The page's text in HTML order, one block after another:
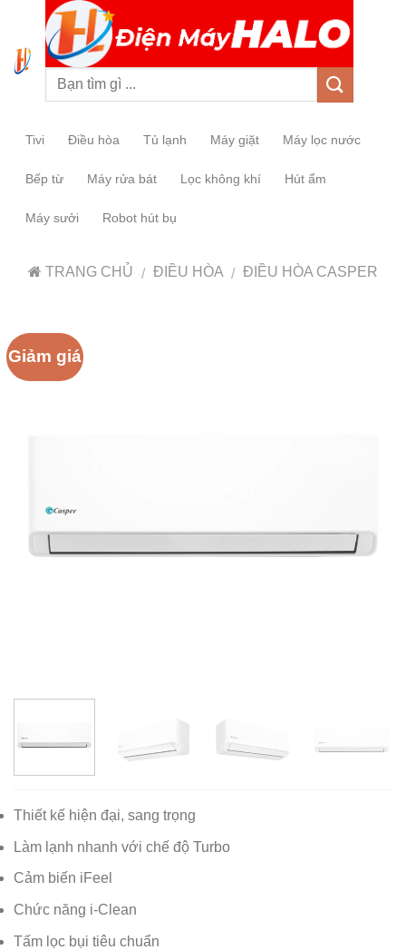
Tivi Điều hòa Tủ lạnh Máy giặt Máy lọc nước
Bếp từ Máy rửa bát Lọc không khí Hút ẩm
Máy sưởi Robot hút bụ
TRANG CHỦ / ĐIỀU HÒA / ĐIỀU HÒA CASPER
Giảm giá
Thiết kế hiện đại, sang trọng
Làm lạnh nhanh với chế độ Turbo
Cảm biến iFeel
Chức năng i-Clean
Tấm lọc bụi tiêu chuẩn